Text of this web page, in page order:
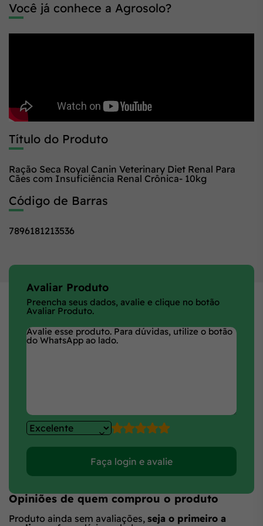
Você já conhece a Agrosolo?
Título do Produto
Ração Seca Royal Canin Veterinary Diet Renal Para
Cães com Insuficiência Renal Crônica- 10kg
Código de Barras
7896181213536
Avaliar Produto
Preencha seus dados, avalie e clique no botão
Avaliar Produto.
Faça login e avalie
Opiniões de quem comprou o produto
Produto ainda sem avaliações, seja o primeiro a